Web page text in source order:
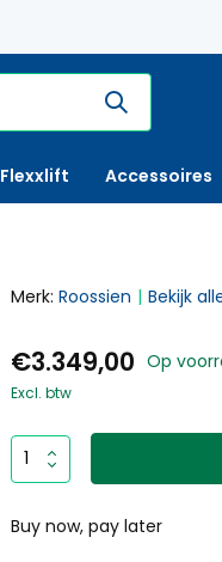
Flexxlift Accessoires
Merk: Roossien Bekijk
€3.349,00 Op
Excl. btw
Buy now, pay later